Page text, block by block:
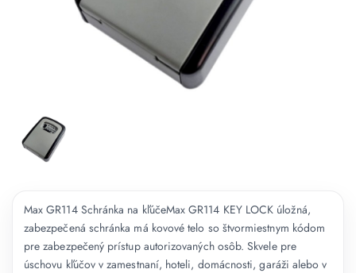
Max GR114 Schránka na kľúčeMax GR114 KEY LOCK úložná,
zabezpečená schránka má kovové telo so štvormiestnym kódom
pre zabezpečený prístup autorizovaných osôb. Skvele pre
úschovu kľúčov v zamestnaní, hoteli, domácnosti, garáži alebo v